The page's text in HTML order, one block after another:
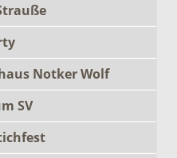
Notker Wolf
SV